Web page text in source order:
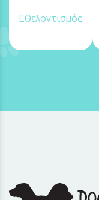
Εθελοντισμός